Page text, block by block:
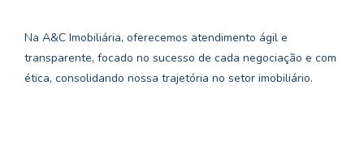
Na A&C Imobiliária, oferecemos atendimento ágil e
transparente, focado no sucesso de cada negociação e com
ética, consolidando nossa trajetória no setor imobiliário.